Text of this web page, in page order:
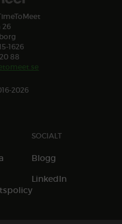
26
1626
88
2026
SOCIALT
Blogg
LinkedIn